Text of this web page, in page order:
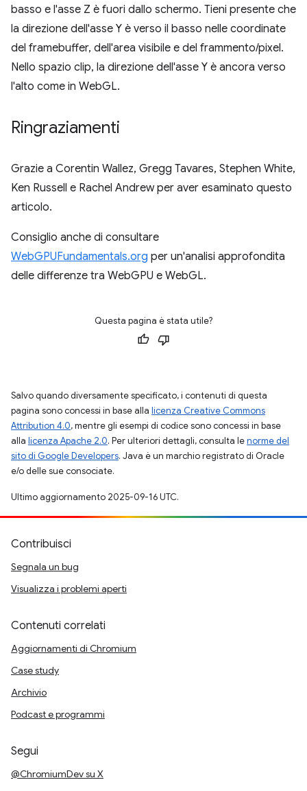
basso e l'asse Z è fuori dallo schermo. Tieni presente che
la direzione dell'asse Y è verso il basso nelle coordinate
del framebuffer, dell'area visibile e del frammento/pixel.
Nello spazio clip, la direzione dell'asse Y è ancora verso
l'alto come in WebGL.
Ringraziamenti
Grazie a Corentin Wallez, Gregg Tavares, Stephen White,
Ken Russell e Rachel Andrew per aver esaminato questo
articolo.
Consiglio anche di consultare
WebGPUFundamentals.org per un'analisi approfondita
delle differenze tra WebGPU e WebGL.
Questa pagina è stata utile?
Salvo quando diversamente specificato, i contenuti di questa
pagina sono concessi in base alla licenza Creative Commons
Attribution 4.0, mentre gli esempi di codice sono concessi in base
alla licenza Apache 2.0. Per ulteriori dettagli, consulta lenorme del
sito di Google Developers. Java è un marchio registrato di Oracle
e/o delle sue consociate.
Ultimo aggiornamento 2025-09-16 UTC.
Contribuisci
Segnala un bug
Visualizza i problemi aperti
Contenuti correlati
Aggiornamenti di Chromium
Case study
Archivio
Podcast e programmi
Segui
@ChromiumDev su X